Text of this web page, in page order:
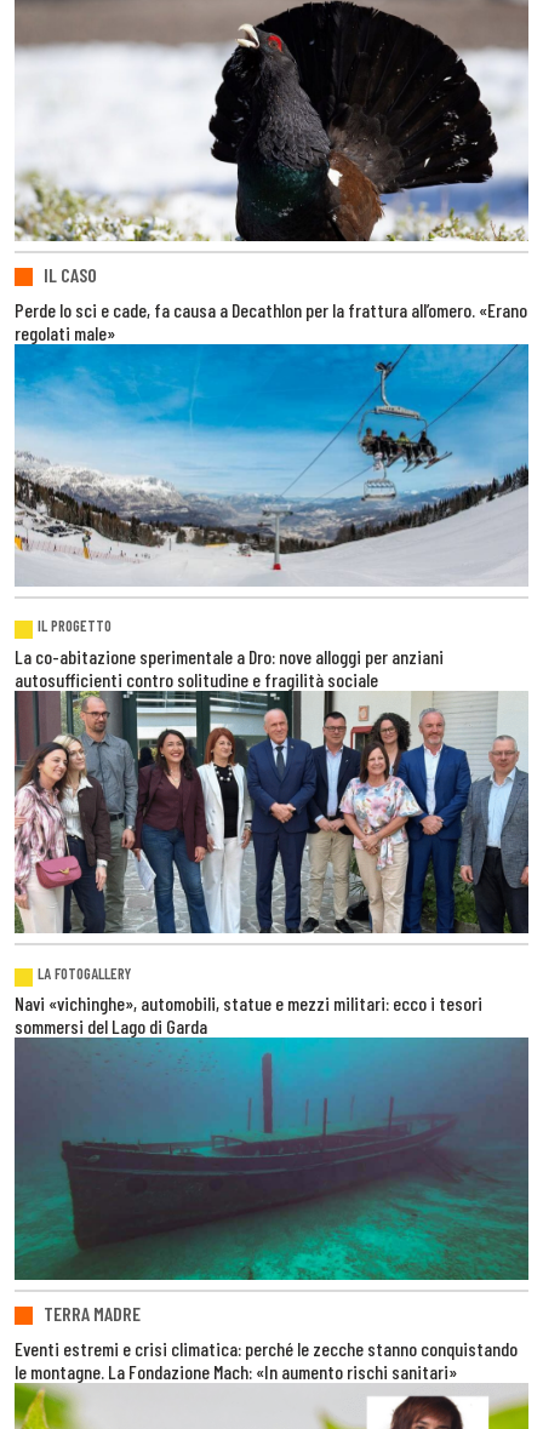
IL CASO
Perde lo sci e cade, fa causa a Decathlon per la frattura all’omero. «Erano
regolati male»
IL PROGETTO
La co-abitazione sperimentale a Dro: nove alloggi per anziani
autosufficienti contro solitudine e fragilità sociale
LA FOTOGALLERY
Navi «vichinghe», automobili, statue e mezzi militari: ecco i tesori
sommersi del Lago di Garda
TERRA MADRE
Eventi estremi e crisi climatica: perché le zecche stanno conquistando
le montagne. La Fondazione Mach: «In aumento rischi sanitari»